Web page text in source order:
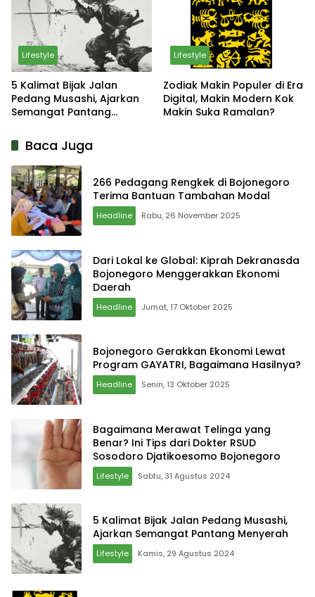
Lifestyle
5 Kalimat Bijak Jalan
Pedang Musashi, Ajarkan
Semangat Pantang
Lifestyle
Zodiak Makin Populer di Era
Digital, Makin Modern Kok
Makin Suka Ramalan?
Baca Juga
266 Pedagang Rengkek di Bojonegoro
Terima Bantuan Tambahan Modal
Headline Rabu, 26 November 2025
Dari Lokal ke Global: Kiprah Dekranasda
Bojonegoro Menggerakkan Ekonomi
Daerah
Headline Jumat, 17 Oktober 2025
Bojonegoro Gerakkan Ekonomi Lewat
Program GAYATRI, Bagaimana Hasilnya?
Headline Senin, 13 Oktober 2025
Bagaimana Merawat Telinga yang
Benar? Ini Tips dari Dokter RSUD
Sosodoro Djatikoesomo Bojonegoro
Lifestyle Sabtu, 31 Agustus 2024
5 Kalimat Bijak Jalan Pedang Musashi,
Ajarkan Semangat Pantang Menyerah
Lifestyle Kamis, 29 Agustus 2024